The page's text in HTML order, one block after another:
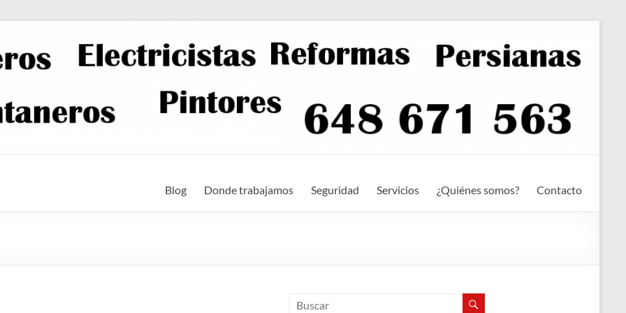
Blog Donde trabajamos Seguridad Servicios ¿Quiénes somos? Contacto